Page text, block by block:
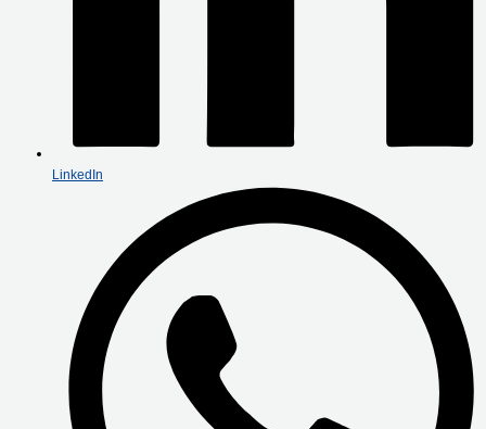
LinkedIn